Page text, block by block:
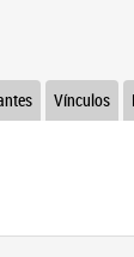
Vínculos